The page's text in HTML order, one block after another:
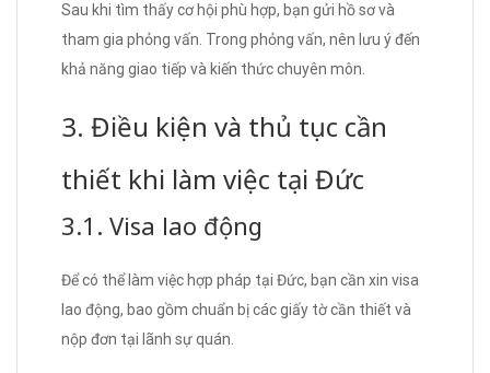
Sau khi tìm thấy cơ hội phù hợp, bạn gửi hồ sơ và
tham gia phỏng vấn. Trong phỏng vấn, nên lưu ý đến
khả năng giao tiếp và kiến thức chuyên môn.
3. Điều kiện và thủ tục cần
thiết khi làm việc tại Đức
3.1. Visa lao động
Để có thể làm việc hợp pháp tại Đức, bạn cần xin visa
lao động, bao gồm chuẩn bị các giấy tờ cần thiết và
nộp đơn tại lãnh sự quán.